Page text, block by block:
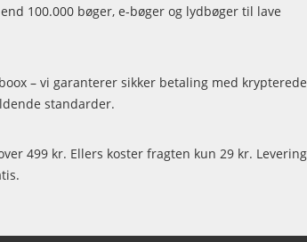
100.000 bøger, e-bøger og lydbøger til lave
– vi garanterer sikker betaling med krypterede
standarder.
499 kr. Ellers koster fragten kun 29 kr. Levering